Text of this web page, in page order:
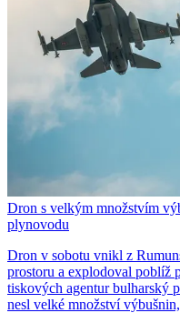
Dron s velkým množstvím
plynovodu
Dron v sobotu vnikl z
prostoru a explodoval poblíž
tiskových agentur bulharský
nesl velké množství